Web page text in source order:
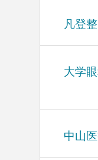
凡登
大学
中山